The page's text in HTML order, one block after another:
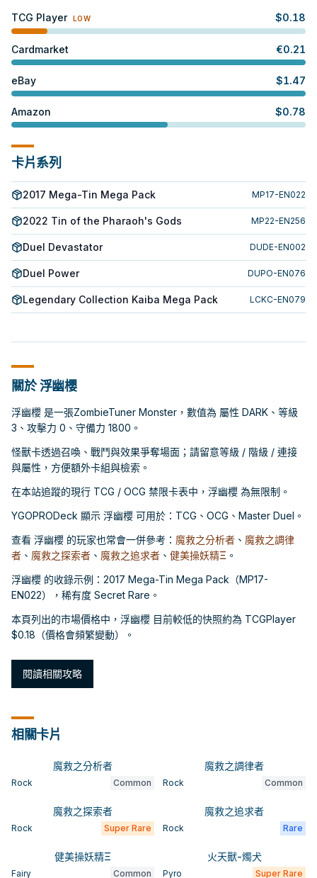
TCG Player LOW $0.18
Cardmarket €0.21
eBay $1.47
Amazon $0.78
卡片系列
2017 Mega-Tin Mega Pack MP17-EN022
2022 Tin of the Pharaoh's Gods MP22-EN256
Duel Devastator DUDE-EN002
Duel Power DUPO-EN076
Legendary Collection Kaiba Mega Pack LCKC-EN079
關於 浮幽櫻
浮幽櫻 是一張ZombieTuner Monster，數值為 屬性 DARK、等級
3、攻擊力 0、守備力 1800。
怪獸卡透過召喚、戰鬥與效果爭奪場面；請留意等級 / 階級 / 連接
與屬性，方便額外卡組與檢索。
在本站追蹤的現行 TCG / OCG 禁限卡表中，浮幽櫻 為無限制。
YGOPRODeck 顯示 浮幽櫻 可用於：TCG、OCG、Master Duel。
查看 浮幽櫻 的玩家也常會一併參考： 魔救之分析者 、 魔救之調律
者 、 魔救之探索者 、 魔救之追求者 、 健美操妖精Ξ 。
浮幽櫻 的收錄示例：2017 Mega-Tin Mega Pack（MP17-
EN022），稀有度 Secret Rare。
本頁列出的市場價格中，浮幽櫻 目前較低的快照約為 TCGPlayer
$0.18（價格會頻繁變動）。
閱讀相關攻略
相關卡片
魔救之分析者
Rock Common
魔救之調律者
Rock Common
魔救之探索者
Rock Super Rare
魔救之追求者
Rock Rare
健美操妖精Ξ
Fairy Common
火天獸-燭犬
Pyro Super Rare